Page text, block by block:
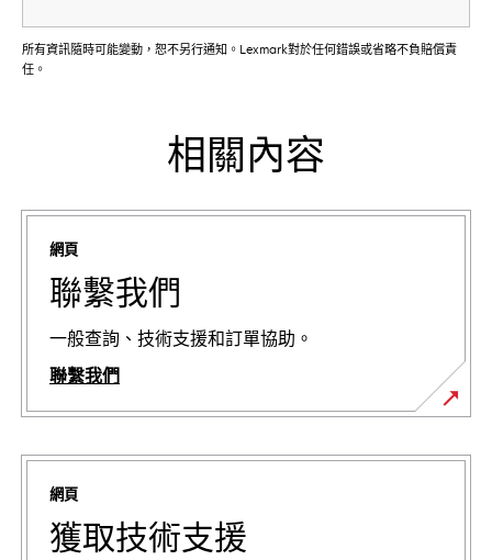
所有資訊隨時可能變動，恕不另行通知。Lexmark對於任何錯誤或省略不負賠償責
任。
相關內容
網頁
聯繫我們
一般查詢、技術支援和訂單協助。
聯繫我們
網頁
獲取技術支援